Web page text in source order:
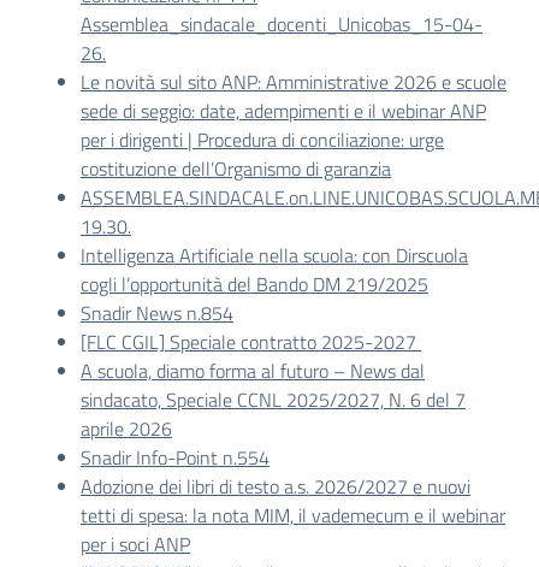
Assemblea_sindacale_docenti_Unicobas_15-04-
26.
Le novità sul sito ANP: Amministrative 2026 e scuole
sede di seggio: date, adempimenti e il webinar ANP
per i dirigenti | Procedura di conciliazione: urge
costituzione dell’Organismo di garanzia
19.30.
Intelligenza Artificiale nella scuola: con Dirscuola
cogli l’opportunità del Bando DM 219/2025
Snadir News n.854
[FLC CGIL] Speciale contratto 2025-2027
A scuola, diamo forma al futuro – News dal
sindacato, Speciale CCNL 2025/2027, N. 6 del 7
aprile 2026
Snadir Info-Point n.554
Adozione dei libri di testo a.s. 2026/2027 e nuovi
tetti di spesa: la nota MIM, il vademecum e il webinar
per i soci ANP